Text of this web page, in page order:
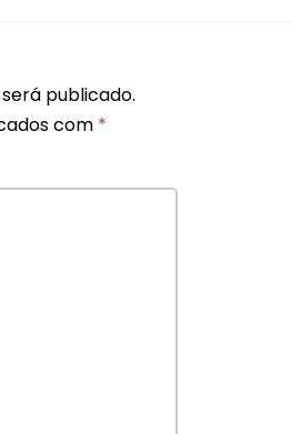
publicado.
com *